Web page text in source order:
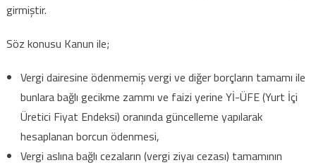
girmiştir.
Söz konusu Kanun ile;
Vergi dairesine ödenmemiş vergi ve diğer borçların tamamı ile
bunlara bağlı gecikme zammı ve faizi yerine Yİ-ÜFE (Yurt İçi
Üretici Fiyat Endeksi) oranında güncelleme yapılarak
hesaplanan borcun ödenmesi,
Vergi aslına bağlı cezaların (vergi ziyaı cezası) tamamının